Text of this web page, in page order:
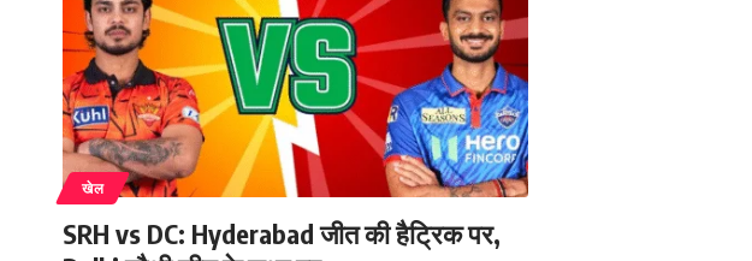
खेल
SRH vs DC: Hyderabad जीत की हैट्रिक पर,